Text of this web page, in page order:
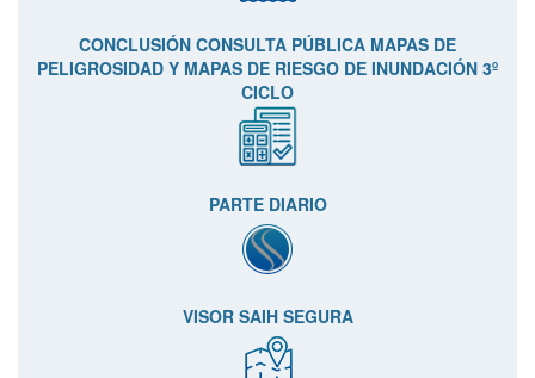
CONCLUSIÓN CONSULTA PÚBLICA MAPAS DE
PELIGROSIDAD Y MAPAS DE RIESGO DE INUNDACIÓN 3º
CICLO
PARTE DIARIO
VISOR SAIH SEGURA